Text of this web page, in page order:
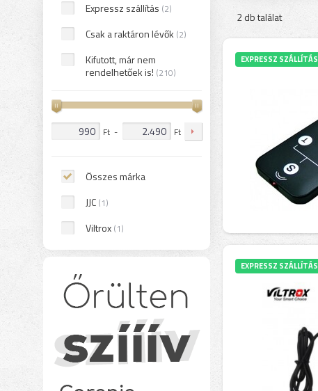
Expressz szállítás (2)
Csak a raktáron lévők (2)
Kifutott, már nem
rendelhetőek is! (210)
Ft - Ft
Összes márka
JJC (1)
Viltrox (1)
2 db találat
EXPRESSZ SZÁLLÍTÁS
EXPRESSZ SZÁLLÍTÁS